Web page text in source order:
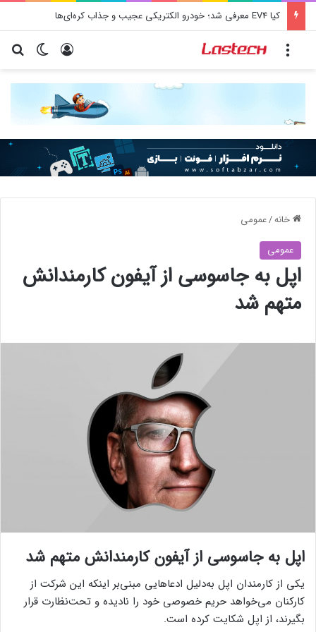
کیا EV4 معرفی شد؛ خودرو الکتریکی عجیب و جذاب کره‌ای‌ها
تغییر ورود
خانه/عمومی
عمومی
اپل به جاسوسی از آیفون کارمندانش
متهم شد
اپل به جاسوسی از آیفون کارمندانش متهم شد
یکی از کارمندان اپل به‌دلیل ادعاهایی مبنی‌بر اینکه این شرکت از
کارکنان می‌خواهد حریم خصوصی خود را نادیده و تحت‌نظارت قرار
بگیرند، از اپل شکایت کرده است.